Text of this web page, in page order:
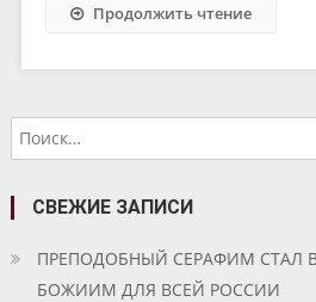
Продолжить чтение
СВЕЖИЕ ЗАПИСИ
ПРЕПОДОБНЫЙ СЕРАФИМ СТАЛ
БОЖИИМ ДЛЯ ВСЕЙ РОССИИ